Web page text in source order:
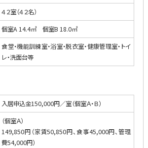
４２室（４２名）
個室A 14.4㎡ 個室B 18.0㎡
食堂・機能訓練室・浴室・脱衣室・健康管理室・トイ
レ・洗面台等
入居申込金150,000円／室（個室Ａ・Ｂ）
（個室Ａ）
149,850円（家賃50,850円、食事45,000円、管理
費54,000円）